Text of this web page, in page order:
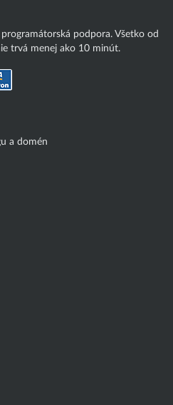
podpora. Všetko od
trvá menej ako 10 minút.
a domén